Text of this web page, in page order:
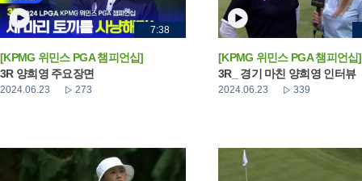
7:38
[KPMG 위민스 PGA 챔피언십]
3R 양희영 주요장면
2024.06.23 273
[KPMG 위민스 PGA 챔피언십]
3R_ 경기 마친 양희영 인터뷰
2024.06.23 339